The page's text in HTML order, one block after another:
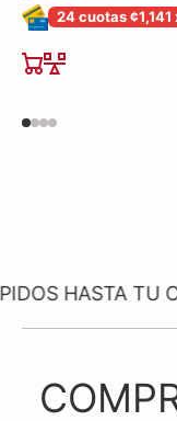
24 cuotas ¢1,141
TU CASA.